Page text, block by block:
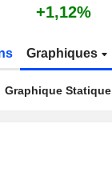
+1,12%
Graphiques
Graphique Statique